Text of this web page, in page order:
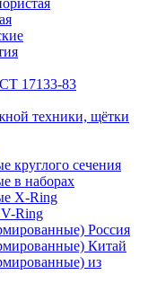
17133-83
техники, щётки
круглого сечения
в наборах
Х-Ring
Ring
Россия
Китай
из